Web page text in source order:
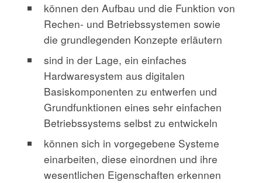
können den Aufbau und die Funktion von
Rechen- und Betriebssystemen sowie
die grundlegenden Konzepte erläutern
sind in der Lage, ein einfaches
Hardwaresystem aus digitalen
Basiskomponenten zu entwerfen und
Grundfunktionen eines sehr einfachen
Betriebssystems selbst zu entwickeln
können sich in vorgegebene Systeme
einarbeiten, diese einordnen und ihre
wesentlichen Eigenschaften erkennen